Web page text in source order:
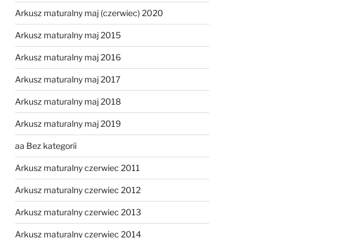
Arkusz maturalny maj (czerwiec) 2020
Arkusz maturalny maj 2015
Arkusz maturalny maj 2016
Arkusz maturalny maj 2017
Arkusz maturalny maj 2018
Arkusz maturalny maj 2019
aa Bez kategorii
Arkusz maturalny czerwiec 2011
Arkusz maturalny czerwiec 2012
Arkusz maturalny czerwiec 2013
Arkusz maturalny czerwiec 2014